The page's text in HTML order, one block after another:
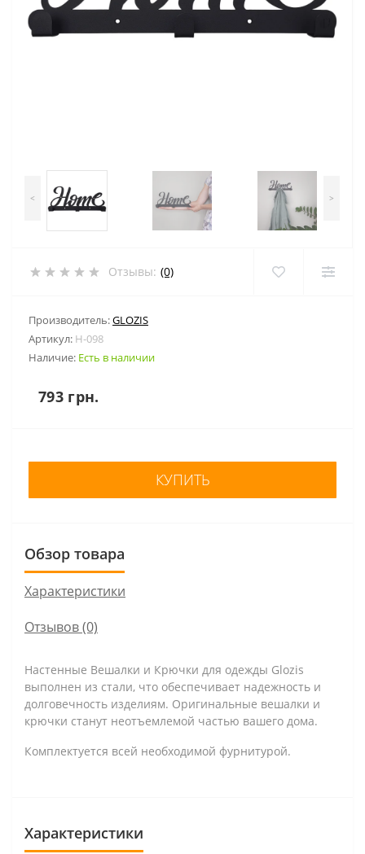
< >
Отзывы: (0)
Производитель:GLOZIS
Артикул: H-098
Наличие: Есть в наличии
793 грн.
КУПИТЬ
Обзор товара
Характеристики
Отзывов (0)
Настенные Вешалки и Крючки для одежды Glozis
выполнен из стали, что обеспечивает надежность и
долговечность изделиям. Оригинальные вешалки и
крючки станут неотъемлемой частью вашего дома.
Комплектуется всей необходимой фурнитурой.
Характеристики